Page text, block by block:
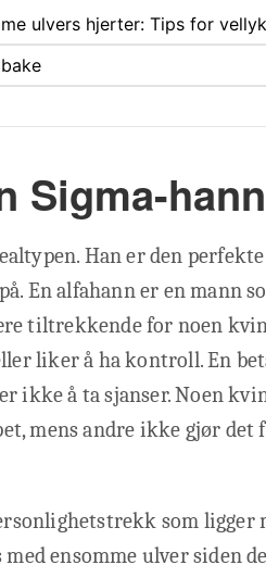
ulvers hjerter: Tips for
Sigma-
Han er den
En alfahann er en mann
tiltrekkende for noen
liker å ha kontroll. En
ikke å ta sjanser. Noen
mens andre ikke gjør
som ligger
ensomme ulver siden